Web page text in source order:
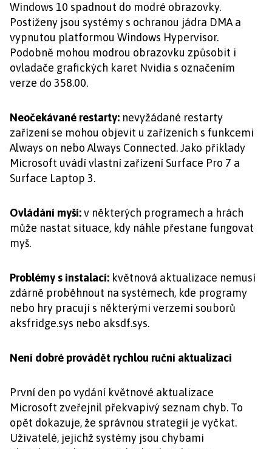
Windows 10 spadnout do modré obrazovky.
Postiženy jsou systémy s ochranou jádra DMA a
vypnutou platformou Windows Hypervisor.
Podobně mohou modrou obrazovku způsobit i
ovladače grafických karet Nvidia s označením
verze do 358.00.
Neočekávané restarty: nevyžádané restarty
zařízení se mohou objevit u zařízeních s funkcemi
Always on nebo Always Connected. Jako příklady
Microsoft uvádí vlastní zařízení Surface Pro 7 a
Surface Laptop 3.
Ovládání myší:v některých programech a hrách
může nastat situace, kdy náhle přestane fungovat
myš.
Problémy s instalací: květnová aktualizace nemusí
zdárně proběhnout na systémech, kde programy
nebo hry pracují s některými verzemi souborů
aksfridge.sys nebo aksdf.sys.
Není dobré provádět rychlou ruční aktualizaci
První den po vydání květnové aktualizace
Microsoft zveřejnil překvapivý seznam chyb. To
opět dokazuje, že správnou strategií je vyčkat.
Uživatelé, jejichž systémy jsou chybami